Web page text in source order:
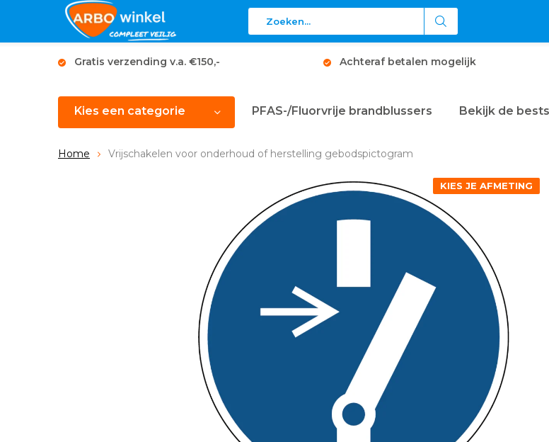
Gratis verzending v.a. €150,- Achteraf betalen mogelijk
Kies een categorie PFAS-/Fluorvrije brandblussers Bekijk de
Home Vrijschakelen voor onderhoud of herstelling gebodspictogram
KIES JE AFMETING